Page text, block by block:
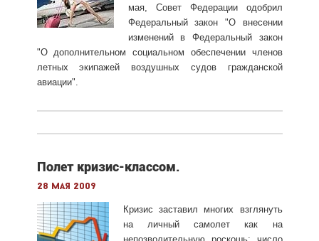
мая, Совет Федерации одобрил
Федеральный закон "О внесении
изменений в Федеральный закон
"О дополнительном социальном обеспечении членов
летных экипажей воздушных судов гражданской
авиации".
Полет кризис-классом.
28 мая 2009
Кризис заставил многих взглянуть
на личный самолет как на
непозволительную роскошь: число